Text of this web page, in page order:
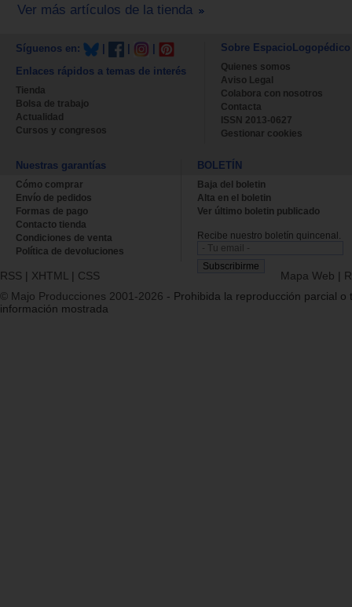
Ver más artículos de la tienda
Síguenos en:
Enlaces rápidos a temas de interés
Tienda
Bolsa de trabajo
Actualidad
Cursos y congresos
Sobre EspacioLogopédico
Quienes somos
Aviso Legal
Colabora con nosotros
Contacta
ISSN 2013-0627
Gestionar cookies
Nuestras garantías
Cómo comprar
Envío de pedidos
Formas de pago
Contacto tienda
Condiciones de venta
Política de devoluciones
BOLETÍN
Baja del boletin
Alta en el boletin
Ver último boletin publicado
Recibe nuestro boletín quincenal.
RSS | XHTML | CSS Mapa Web |
© Majo Producciones 2001-2026 - Prohibida la reproducción parcial o
información mostrada